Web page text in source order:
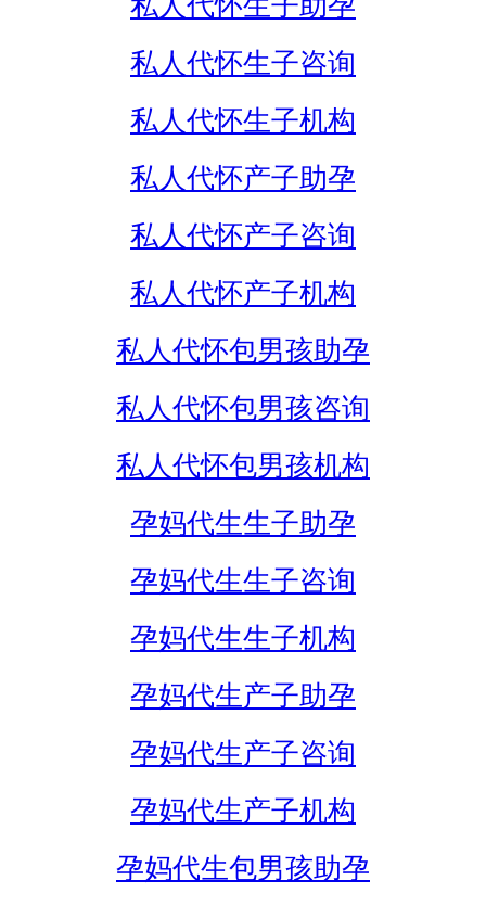
私人代怀生子咨询
私人代怀生子机构
私人代怀产子助孕
私人代怀产子咨询
私人代怀产子机构
私人代怀包男孩助孕
私人代怀包男孩咨询
私人代怀包男孩机构
孕妈代生生子助孕
孕妈代生生子咨询
孕妈代生生子机构
孕妈代生产子助孕
孕妈代生产子咨询
孕妈代生产子机构
孕妈代生包男孩助孕